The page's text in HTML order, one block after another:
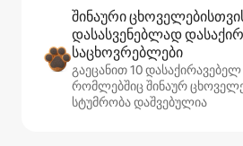
შინაური
დასასვენებლად
საცხოვრებლები
გაეცანით 10
რომლებშიც შინაურ
სტუმრობა დაშვებულია